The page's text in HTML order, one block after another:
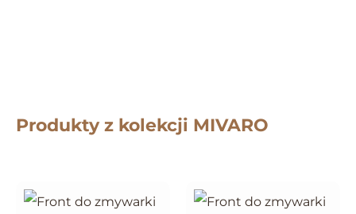
Produkty z kolekcji MIVARO